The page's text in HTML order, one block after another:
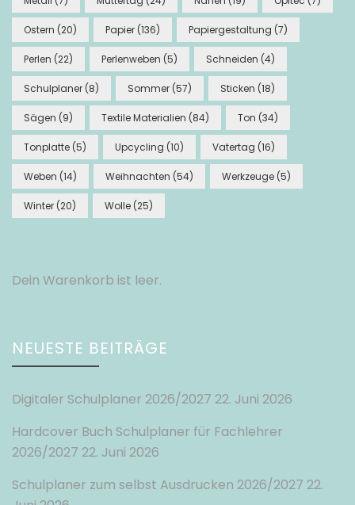
Ostern (20) Papier (136) Papiergestaltung (7)
Perlen (22) Perlenweben (5) Schneiden (4)
Schulplaner (8) Sommer (57) Sticken (18)
Sägen (9) Textile Materialien (84) Ton (34)
Tonplatte (5) Upcycling (10) Vatertag (16)
Weben (14) Weihnachten (54) Werkzeuge (5)
Winter (20) Wolle (25)
Dein Warenkorb ist leer.
NEUESTE BEITRÄGE
Digitaler Schulplaner 2026/2027 22. Juni 2026
Hardcover Buch Schulplaner für Fachlehrer
2026/2027 22. Juni 2026
Schulplaner zum selbst Ausdrucken 2026/2027 22.